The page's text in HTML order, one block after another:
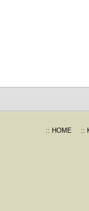
:: HOME ::